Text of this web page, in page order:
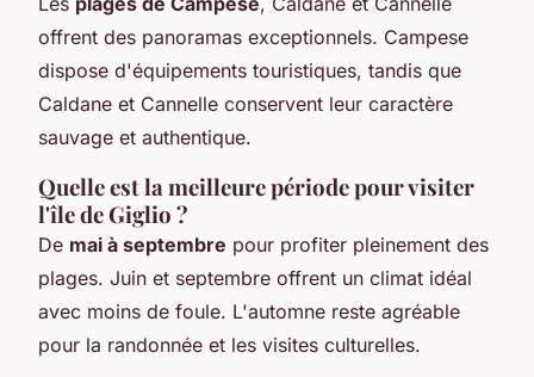
offrent des panoramas exceptionnels. Campese
dispose d'équipements touristiques, tandis que
Caldane et Cannelle conservent leur caractère
sauvage et authentique.
Quelle est la meilleure période pour visiter
l'île de Giglio ?
De mai à septembre pour profiter pleinement des
plages. Juin et septembre offrent un climat idéal
avec moins de foule. L'automne reste agréable
pour la randonnée et les visites culturelles.